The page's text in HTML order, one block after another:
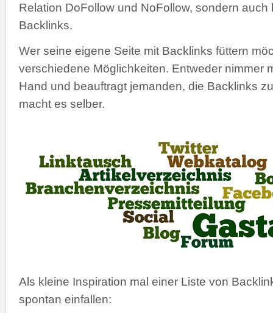
Relation DoFollow und NoFollow, sondern auch
Backlinks.
Wer seine eigene Seite mit Backlinks füttern
verschiedene Möglichkeiten. Entweder nimmer
Hand und beauftragt jemanden, die Backlinks
macht es selber.
Als kleine Inspiration mal einer Liste von
spontan einfallen: